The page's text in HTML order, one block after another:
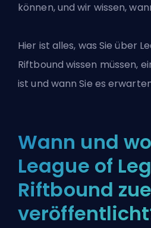
können, und wir wissen,
Hier ist alles, was Sie über
Riftbound wissen müssen,
ist und wann Sie es
Wann und
League of
Riftbound